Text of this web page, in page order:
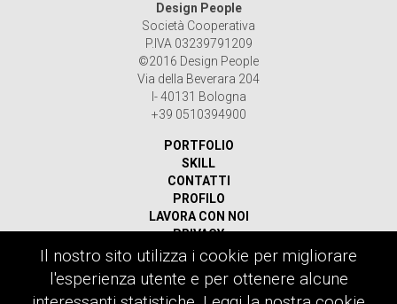
Design People
Società Cooperativa
P.IVA 03239791209
©2016 Design People
Via della Beverara 204
I- 40131 Bologna
+39 0510394900
PORTFOLIO
SKILL
CONTATTI
PROFILO
LAVORA CON NOI
PRIVACY
Ricerca
per:
Il nostro sito utilizza i cookie per migliorare
l'esperienza utente e per ottenere alcune